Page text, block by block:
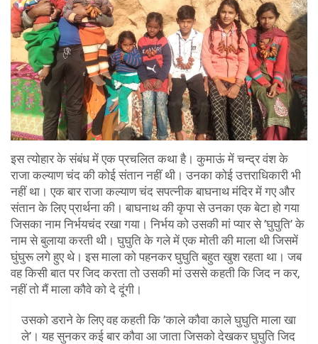
इस त्योहार के संबंध में एक प्रचलित कथा है। कुमाऊं में चन्द्र वंश के
राजा कल्याण चंद की कोई संतान नहीं थी। उनका कोई उत्तराधिकारी भी
नहीं था। एक बार राजा कल्याण चंद सपत्नीक बाघनाथ मंदिर में गए और
संतान के लिए प्रार्थना की। बाघनाथ की कृपा से उनका एक बेटा हो गया
जिसका नाम निर्भयचंद रखा गया। निर्भय को उसकी मां प्यार से ’घुघुति’ के
नाम से बुलाया करती थी। घुघुति के गले में एक मोती की माला थी जिसमें
घुंघुरू लगे हुए थे। इस माला को पहनकर घुघुति बहुत खुश रहता था। जब
वह किसी बात पर जिद करता तो उसकी मां उससे कहती कि जिद न कर,
नहीं तो मैं माला कौवे को दे दूंगी।
उसको डराने के लिए वह कहती कि ’काले कौवा काले घुघुति माला खा
ले’। यह सुनकर कई बार कौवा आ जाता जिसको देखकर घुघुति जिद